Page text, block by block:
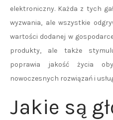
elektroniczny. Każda z tych
wyzwania, ale wszystkie
wartości dodanej w
produkty, ale także
poprawia jakość życia
nowoczesnych rozwiązań i
Jakie są